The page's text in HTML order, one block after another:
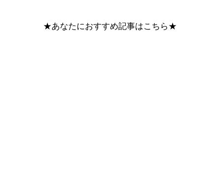
★あなたにおすすめ記事はこちら★